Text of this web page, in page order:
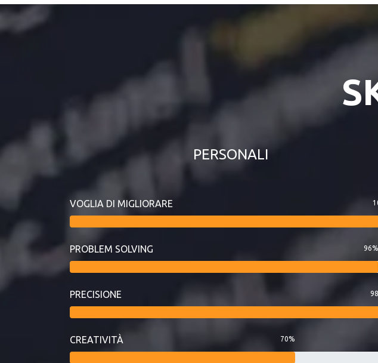
PERSONALI
VOGLIA DI MIGLIORARE
PROBLEM SOLVING 96%
PRECISIONE
CREATIVITÀ 70%